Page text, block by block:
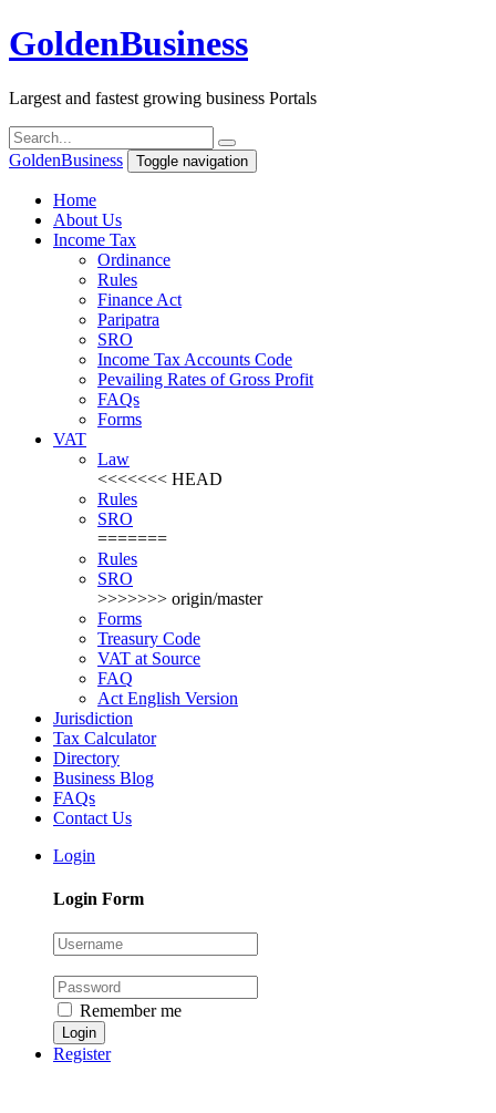
GoldenBusiness
Largest and fastest growing business Portals
GoldenBusiness Toggle navigation
Home
About Us
Income Tax
Ordinance
Rules
Finance Act
Paripatra
SRO
Income Tax Accounts Code
Pevailing Rates of Gross Profit
FAQs
Forms
VAT
Law
<<<<<<< HEAD
Rules
SRO
=======
Rules
SRO
>>>>>>> origin/master
Forms
Treasury Code
VAT at Source
FAQ
Act English Version
Jurisdiction
Tax Calculator
Directory
Business Blog
FAQs
Contact Us
Login
Login Form
Remember me
Register